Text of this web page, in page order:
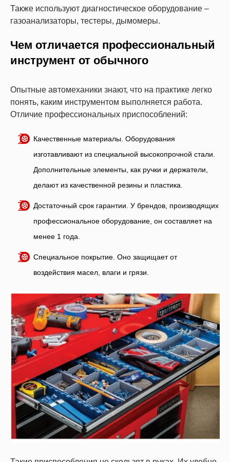
Также используют диагностическое оборудование –
газоанализаторы, тестеры, дымомеры.
Чем отличается профессиональный
инструмент от обычного
Опытные автомеханики знают, что на практике легко
понять, каким инструментом выполняется работа.
Отличие профессиональных приспособлений:
Качественные материалы. Оборудования
изготавливают из специальной высокопрочной стали.
Дополнительные элементы, как ручки и держатели,
делают из качественной резины и пластика.
Достаточный срок гарантии. У брендов, производящих
профессиональное оборудование, он составляет на
менее 1 года.
Специальное покрытие. Оно защищает от
воздействия масел, влаги и грязи.